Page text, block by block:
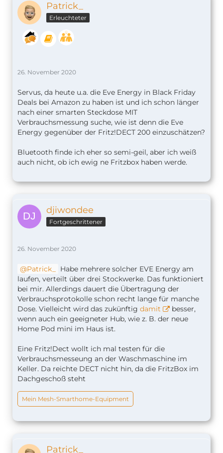
Patrick_
Erleuchteter
26. November 2020
Servus, da heute u.a. die Eve Energy in Black Friday
Deals bei Amazon zu haben ist und ich schon länger
nach einer smarten Steckdose MIT
Verbrauchsmessung suche, wie ist denn die Eve
Energy gegenüber der Fritz!DECT 200 einzuschätzen?
Bluetooth finde ich eher so semi-geil, aber ich weiß
auch nicht, ob ich ewig ne Fritzbox haben werde.
djiwondee
Fortgeschrittener
26. November 2020
Patrick_
Habe mehrere solcher EVE Energy am
laufen, verteilt über drei Stockwerke. Das funktioniert
bei mir. Allerdings dauert die Übertragung der
Verbrauchsprotokolle schon recht lange für manche
Dose. Vielleicht wird das zukünftig damit
besser,
wenn auch ein geeigneter Hub, wie z. B. der neue
Home Pod mini im Haus ist.
Eine Fritz!Dect wollt ich mal testen für die
Verbrauchsmesseung an der Waschmaschine im
Keller. Da reichte DECT nicht hin, da die FritzBox im
Dachgeschoß steht
Mein Mesh-Smarthome-Equipment
Patrick_